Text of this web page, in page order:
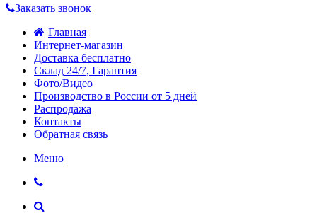
Заказать звонок
Главная
Интернет-магазин
Доставка бесплатно
Склад 24/7, Гарантия
Фото/Видео
Производство в России от 5 дней
Распродажа
Контакты
Обратная связь
Меню